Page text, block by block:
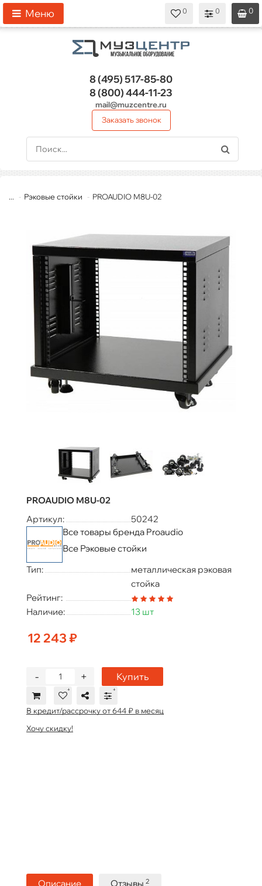
0
0
0
Меню
8 (495)517-85-80
8 (800)444-11-23
mail@muzcentre.ru
Заказать звонок
... Рэковые стойки PROAUDIO M8U-02
PROAUDIO M8U-02
Артикул:
50242
Все товары бренда Proaudio
Все Рэковые стойки
Тип:
металлическая рэковая
стойка
Рейтинг:
Наличие:
13 шт
12 243 ₽
+
- Купить
В кредит/рассрочку от 644 ₽ в месяц
Хочу скидку!
Описание Отзывы 2